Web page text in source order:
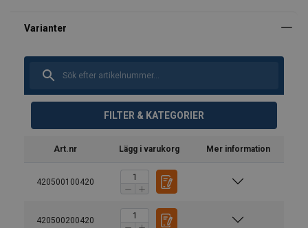
FILTER & KATEGORIER
Art.nr Lägg i varukorg Mer information
420500100420
420500200420